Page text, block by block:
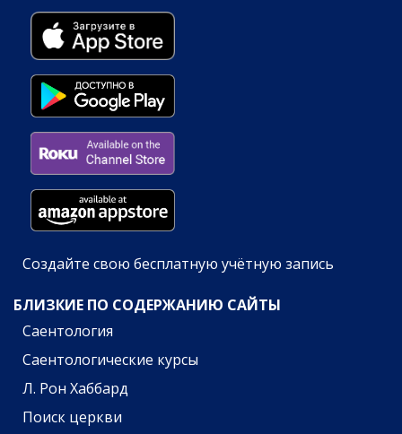
Создайте свою бесплатную учётную запись
БЛИЗКИЕ ПО СОДЕРЖАНИЮ САЙТЫ
Саентология
Саентологические курсы
Л. Рон Хаббард
Поиск церкви